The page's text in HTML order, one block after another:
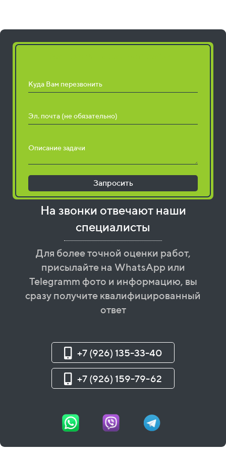
Куда Вам перезвонить
Эл. почта (не обязательно)
Описание задачи
Запросить
На звонки отвечают наши
специалисты
Для более точной оценки работ,
присылайте на WhatsApp или
Telegramm фото и информацию, вы
сразу получите квалифицированный
ответ
+7 (926) 135-33-40
+7 (926) 159-79-62